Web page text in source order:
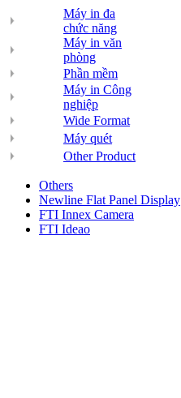
Máy in đa
chức năng
Máy in văn
phòng
Phần mềm
Máy in Công
nghiệp
Wide Format
Máy quét
Other Product
Others
Newline Flat Panel Display
FTI Innex Camera
FTI Ideao